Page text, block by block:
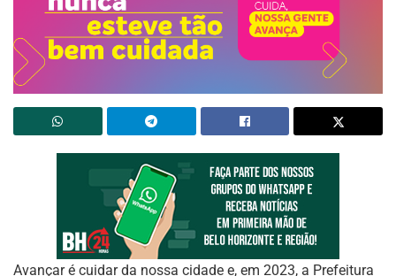
Avançar é cuidar da nossa cidade e, em 2023, a Prefeitura